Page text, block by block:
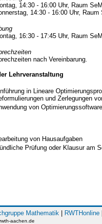
14:30 - 16:00 Uhr, Raum
14:30 - 16:00 Uhr, Raum
16:30 - 17:45 Uhr, Raum
nach Vereinbarung.
Lehrveranstaltung
in Lineare
und Zerlegungen
von Optimierungssoftware
von Hausaufgaben
Prüfung oder Klausur am
Mathematik RWTHonline
aachen.de